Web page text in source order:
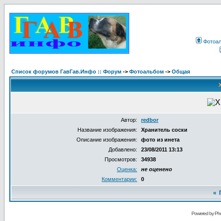
Список форумов ГавГав.Инфо :: Форум -> Фотоальбом -> Общая
Автор:
redbor
Название изображения:
Хранитель соски
Описание изображения:
фото из инета
Добавлено:
23/08/2011 13:13
Просмотров:
34938
Оценка:
не оценено
Комментарии:
0
«
Powered by